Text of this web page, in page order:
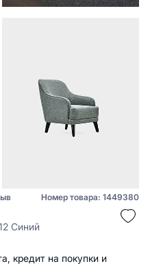
Номер товара: 1449380
Синий
кредит на покупки и